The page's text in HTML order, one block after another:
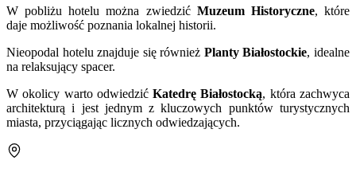
W pobliżu hotelu można zwiedzić Muzeum Historyczne, które
daje możliwość poznania lokalnej historii.
Nieopodal hotelu znajduje się również Planty Białostockie, idealne
na relaksujący spacer.
W okolicy warto odwiedzićKatedrę Białostocką, która zachwyca
architekturą i jest jednym z kluczowych punktów turystycznych
miasta, przyciągając licznych odwiedzających.